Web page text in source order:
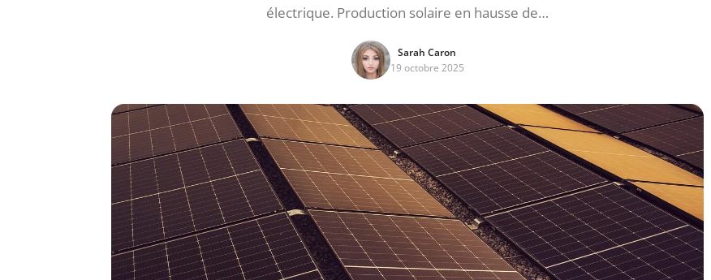
électrique. Production solaire en hausse de…
Sarah Caron
19 octobre 2025